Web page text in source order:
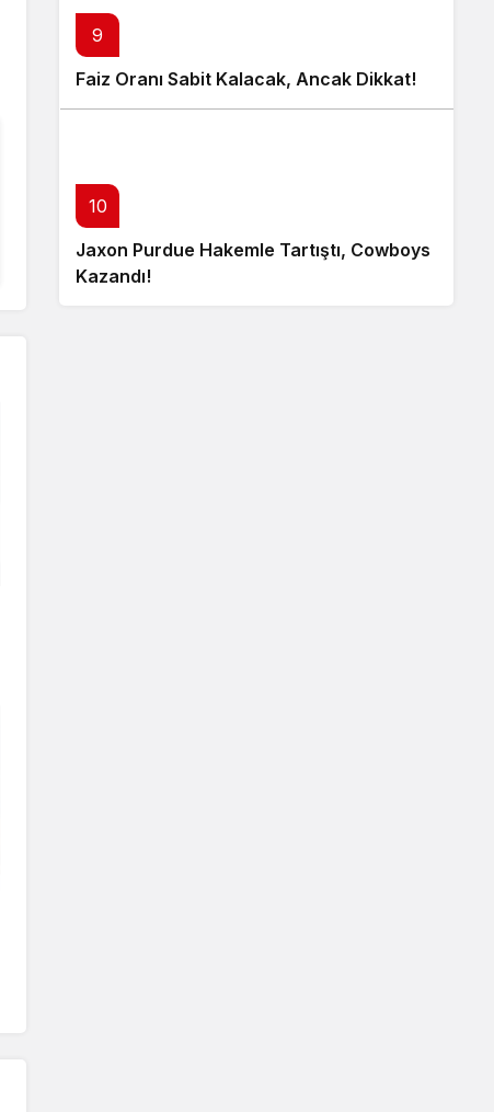
9
Faiz Oranı Sabit Kalacak, Ancak Dikkat!
10
Jaxon Purdue Hakemle Tartıştı, Cowboys
Kazandı!